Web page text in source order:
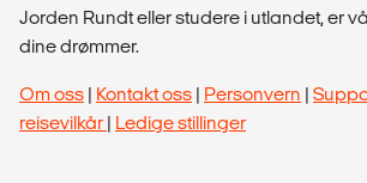
Jorden Rundt eller studere i utlandet, er
dine drømmer.
Om oss | Kontakt oss | Personvern |
reisevilkår | Ledige stillinger